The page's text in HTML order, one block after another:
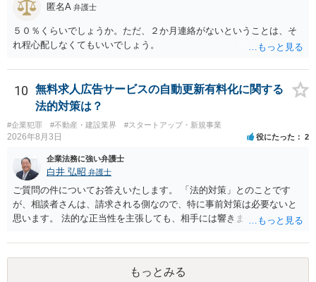
匿名A 弁護士
５０％くらいでしょうか。ただ、２か月連絡がないということは、そ
れ程心配しなくてもいいでしょう。
10
無料求人広告サービスの自動更新有料化に関する
法的対策は？
#企業犯罪 #不動産・建設業界 #スタートアップ・新規事業
2026年8月3日 役にたった 2
企業法務に強い弁護士
白井 弘昭 弁護士
ご質問の件についてお答えいたします。 「法的対策」とのことです
が、相談者さんは、請求される側なので、特に事前対策は必要ないと
思います。 法的な正当性を主張しても、相手には響きません。そもそ
的手段として裁判（おそらく少額訴訟）をするかどうかの問題ですの
で、訴訟を提起してきたら粛々と対応することになります。 少額訴訟
は、１人（１社）年間１０回までしかできないので、こちらが毅然と
もっとみる